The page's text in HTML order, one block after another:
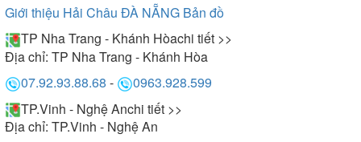
Giới thiệu Hải Châu ĐÀ NẴNG Bản đồ
TP Nha Trang - Khánh Hòachi tiết >>
Địa chỉ: TP Nha Trang - Khánh Hòa
07.92.93.88.68 -
0963.928.599
TP.Vinh - Nghệ Anchi tiết >>
Địa chỉ: TP.Vinh - Nghệ An